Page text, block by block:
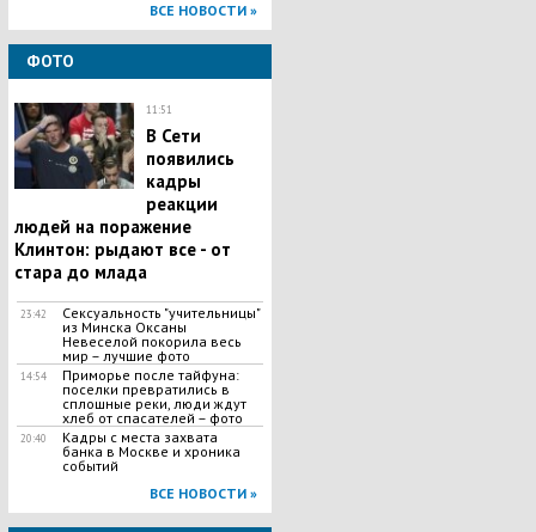
ВСЕ НОВОСТИ »
ФОТО
11:51
В Сети
появились
кадры
реакции
людей на поражение
Клинтон: рыдают все - от
стара до млада
23:42
Сексуальность "учительницы"
из Минска Оксаны
Невеселой покорила весь
мир – лучшие фото
14:54
Приморье после тайфуна:
поселки превратились в
сплошные реки, люди ждут
хлеб от спасателей – фото
20:40
Кадры с места захвата
банка в Москве и хроника
событий
ВСЕ НОВОСТИ »